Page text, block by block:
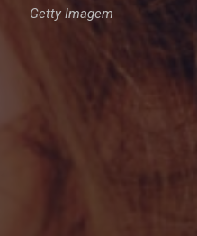
Getty Imagem